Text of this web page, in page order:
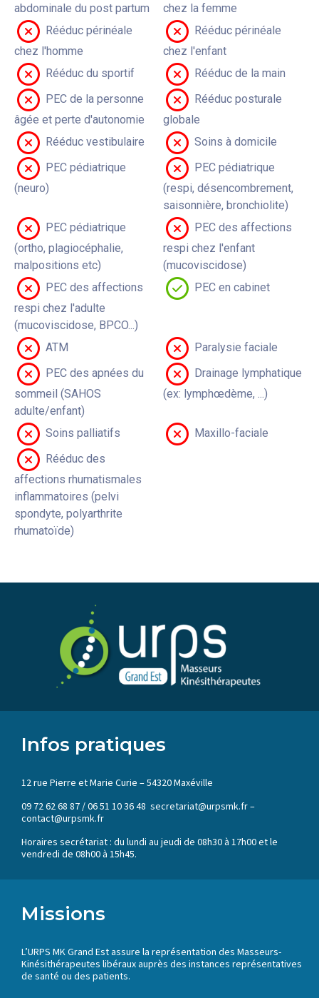
abdominale du post partum
chez la femme
Rééduc périnéale
chez l'homme
Rééduc périnéale
chez l'enfant
Rééduc du sportif
Rééduc de la main
PEC de la personne
âgée et perte d'autonomie
Rééduc posturale
globale
Rééduc vestibulaire
Soins à domicile
PEC pédiatrique
(neuro)
PEC pédiatrique
(respi, désencombrement,
saisonnière, bronchiolite)
PEC pédiatrique
(ortho, plagiocéphalie,
malpositions etc)
PEC des affections
respi chez l'enfant
(mucoviscidose)
PEC des affections
respi chez l'adulte
(mucoviscidose, BPCO...)
PEC en cabinet
ATM
Paralysie faciale
PEC des apnées du
sommeil (SAHOS
adulte/enfant)
Drainage lymphatique
(ex: lymphœdème, ...)
Soins palliatifs
Maxillo-faciale
Rééduc des
affections rhumatismales
inflammatoires (pelvi
spondyte, polyarthrite
rhumatoïde)
Infos pratiques
12 rue Pierre et Marie Curie – 54320 Maxéville
09 72 62 68 87 / 06 51 10 36 48 secretariat@urpsmk.fr –
contact@urpsmk.fr
Horaires secrétariat : du lundi au jeudi de 08h30 à 17h00 et le
vendredi de 08h00 à 15h45.
Missions
L’URPS MK Grand Est assure la représentation des Masseurs-
Kinésithérapeutes libéraux auprès des instances représentatives
de santé ou des patients.